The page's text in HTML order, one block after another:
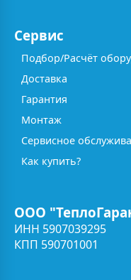
Сервис
Подбор/Расчёт
Доставка
Гарантия
Монтаж
Сервисное
Как купить?
ООО
ИНН 5907039295
КПП 590701001